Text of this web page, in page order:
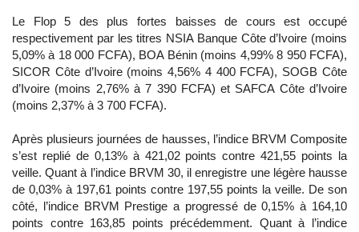
Le Flop 5 des plus fortes baisses de cours est occupé
respectivement par les titres NSIA Banque Côte d’Ivoire (moins
5,09% à 18 000 FCFA), BOA Bénin (moins 4,99% 8 950 FCFA),
SICOR Côte d’Ivoire (moins 4,56% 4 400 FCFA), SOGB Côte
d’Ivoire (moins 2,76% à 7 390 FCFA) et SAFCA Côte d’Ivoire
(moins 2,37% à 3 700 FCFA).
Après plusieurs journées de hausses, l’indice BRVM Composite
s’est replié de 0,13% à 421,02 points contre 421,55 points la
veille. Quant à l’indice BRVM 30, il enregistre une légère hausse
de 0,03% à 197,61 points contre 197,55 points la veille. De son
côté, l’indice BRVM Prestige a progressé de 0,15% à 164,10
points contre 163,85 points précédemment. Quant à l’indice